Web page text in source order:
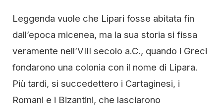
Leggenda vuole che Lipari fosse abitata fin
dall’epoca micenea, ma la sua storia si fissa
veramente nell’VIII secolo a.C., quando i Greci
fondarono una colonia con il nome di Lipara.
Più tardi, si succedettero i Cartaginesi, i
Romani e i Bizantini, che lasciarono